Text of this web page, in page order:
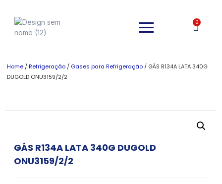
0
Home /Refrigeração / Gases para Refrigeração / GÁS R134A LATA 340G
DUGOLD ONU3159/2/2
GÁS R134A LATA 340G DUGOLD
ONU3159/2/2